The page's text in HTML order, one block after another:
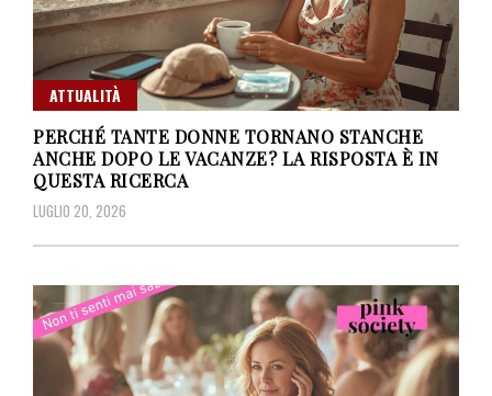
ATTUALITÀ
PERCHÉ TANTE DONNE TORNANO STANCHE
ANCHE DOPO LE VACANZE? LA RISPOSTA È IN
QUESTA RICERCA
LUGLIO 20, 2026